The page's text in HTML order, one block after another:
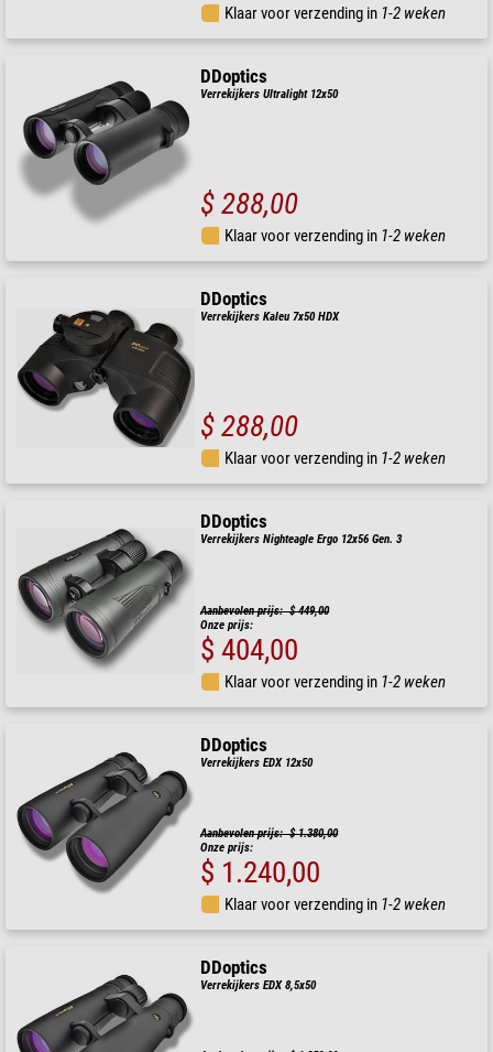
Klaar voor verzending in 1-2 weken
DDoptics
Verrekijkers Ultralight 12x50
$ 288,00
Klaar voor verzending in 1-2 weken
DDoptics
Verrekijkers Kaleu 7x50 HDX
$ 288,00
Klaar voor verzending in 1-2 weken
DDoptics
Verrekijkers Nighteagle Ergo 12x56 Gen. 3
Aanbevolen prijs: $ 449,00
Onze prijs:
$ 404,00
Klaar voor verzending in 1-2 weken
DDoptics
Verrekijkers EDX 12x50
Aanbevolen prijs: $ 1.380,00
Onze prijs:
$ 1.240,00
Klaar voor verzending in 1-2 weken
DDoptics
Verrekijkers EDX 8,5x50